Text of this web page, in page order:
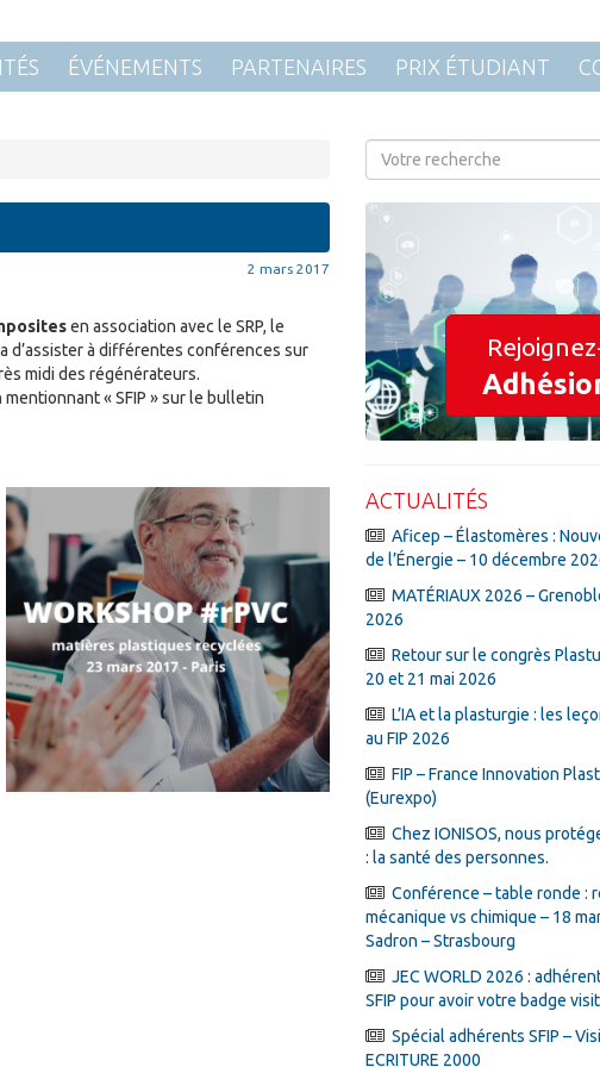
ÉVÉNEMENTS PARTENAIRES PRIX ÉTUDIANT
2 mars 2017
en association avec le SRP, le
d’assister à différentes conférences sur
midi des régénérateurs.
« SFIP » sur le bulletin
ACTUALITÉS
Aficep – Élastomères :
de l’Énergie – 10 décembre
MATÉRIAUX 2026 –
2026
Retour sur le congrès
20 et 21 mai 2026
L’IA et la plasturgie : les
au FIP 2026
FIP – France Innovation
(Eurexpo)
Chez IONISOS, nous
: la santé des personnes.
Conférence – table ronde :
mécanique vs chimique – 18
Sadron – Strasbourg
JEC WORLD 2026 :
SFIP pour avoir votre badge
Spécial adhérents SFIP –
ECRITURE 2000